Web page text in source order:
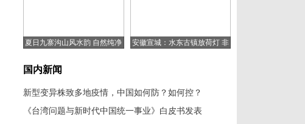
夏日九寨沟山风水韵 自然纯净
安徽宣城：水东古镇放荷灯 非
国内新闻
新型变异株致多地疫情，中国如何防？如何控？
《台湾问题与新时代中国统一事业》白皮书发表